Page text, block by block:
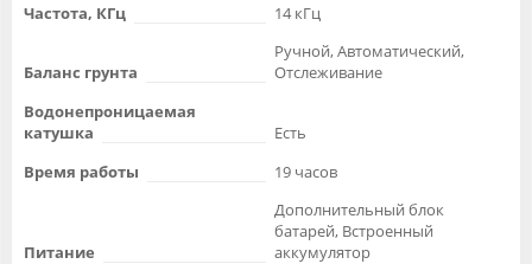
Частота, КГц
14 кГц
Баланс грунта
Ручной, Автоматический,
Отслеживание
Водонепроницаемая
катушка
Есть
Время работы
19 часов
Питание
Дополнительный блок
батарей, Встроенный
аккумулятор